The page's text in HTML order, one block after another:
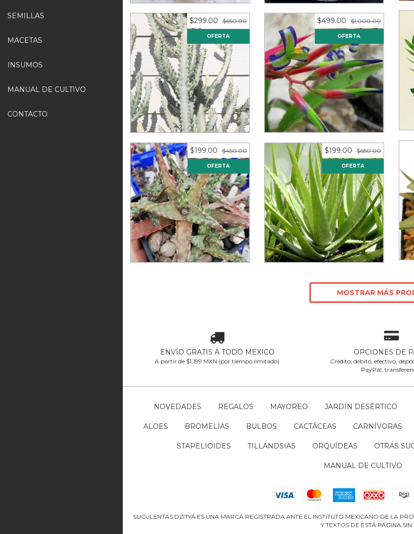
SEMILLAS
MACETAS
INSUMOS
MANUAL DE CULTIVO
CONTACTO
$299.00 $650.00
OFERTA
Euphorbia lactea 'White
Ghost' (10 esquejes)
12meses sin intereses de
$24.92
$499.00 $1,000.00
OFERTA
Billbergia nutans (10 piezas)
12meses sin intereses de
$41.58
$199.00 $450.00
OFERTA
Aloe fragilis (10 piezas)
12meses sin intereses de
$16.58
$199.00 $650.00
OFERTA
Aloe vera (10 piezas)
12meses sin intereses de
$16.58
MOSTRAR MÁS
ENVÍO GRATIS A TODO MEXICO
A partir de $1,199 MXN (por tiempo limitado)
OPCIONES DE
Crédito, débito, efectivo,
PayPal,
NOVEDADES REGALOS MAYOREO JARDÍN DESÉRTICO
ALOES BROMELIAS BULBOS CACTÁCEAS CARNÍVORAS
STAPELIOIDES TILLANDSIAS ORQUÍDEAS OTRAS
MANUAL DE CULTIVO
SUCULENTAS DZITYÁ ES UNA MARCA REGISTRADA ANTE EL INSTITUTO MEXICANO DE LA
Y TEXTOS DE ESTÁ PÁGINA